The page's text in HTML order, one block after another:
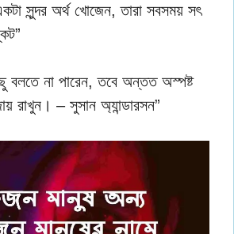
সুন্দর অর্থ খােজেন, তারা সবসময় সৎ
বলতে না পারেন, তবে অন্তত অস্পষ্ট
রাখুন। – সুসান অ্যান্ডারসন”